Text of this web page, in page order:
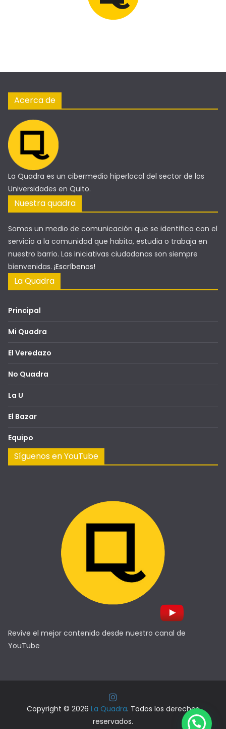
Acerca de
La Quadra es un cibermedio hiperlocal del sector de las
Universidades en Quito.
Nuestra quadra
Somos un medio de comunicación que se identifica con el
servicio a la comunidad que habita, estudia o trabaja en
nuestro barrio. Las iniciativas ciudadanas son siempre
bienvenidas. ¡Escríbenos!
La Quadra
Principal
Mi Quadra
El Veredazo
No Quadra
La U
El Bazar
Equipo
Síguenos en YouTube
Revive el mejor contenido desde nuestro canal de
YouTube
Copyright © 2026 La Quadra. Todos los derechos
reservados.